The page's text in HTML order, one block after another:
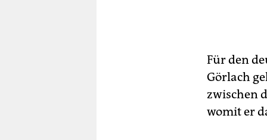
Für den
Görlach
zwischen
womit er